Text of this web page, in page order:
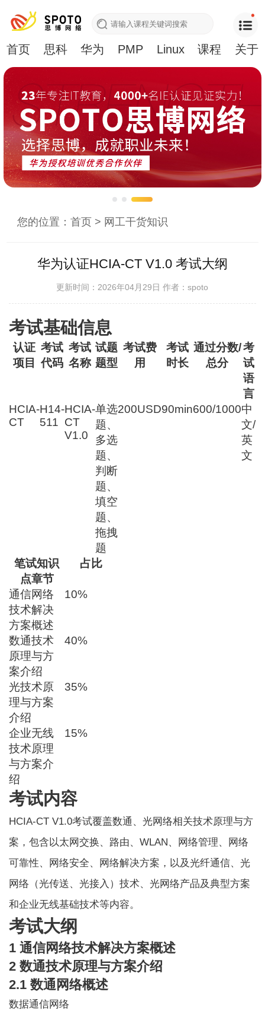
首页 思科 华为 PMP Linux 课程 关于
您的位置：首页 > 网工干货知识
华为认证HCIA-CT V1.0 考试大纲
更新时间：2026年04月29日作者：spoto
考试基础信息
认证
项目
考试
代码
考试
名称
试题
题型
考试费
用
考试
时长
通过分数/
总分
考
试
语
言
HCIA-
CT
H14-
511
HCIA-
CT
V1.0
单选
题、
多选
题、
判断
题、
填空
题、
拖拽
题
200USD90min600/1000中
文/
英
文
笔试知识
点章节
占比
通信网络
技术解决
方案概述
10%
数通技术
原理与方
案介绍
40%
光技术原
理与方案
介绍
35%
企业无线
技术原理
与方案介
绍
15%
考试内容
HCIA-CT V1.0考试覆盖数通、光网络相关技术原理与方
案，包含以太网交换、路由、WLAN、网络管理、网络
可靠性、网络安全、网络解决方案，以及光纤通信、光
网络（光传送、光接入）技术、光网络产品及典型方案
和企业无线基础技术等内容。
考试大纲
1 通信网络技术解决方案概述
2 数通技术原理与方案介绍
2.1 数通网络概述
数据通信网络